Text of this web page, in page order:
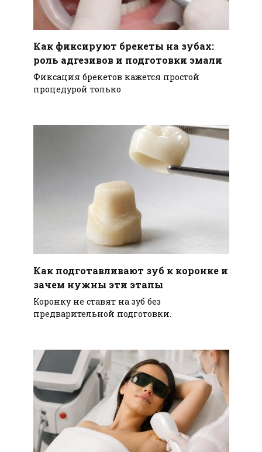
Как фиксируют брекеты на зубах:
роль адгезивов и подготовки эмали
Фиксация брекетов кажется простой
процедурой только
Как подготавливают зуб к коронке и
зачем нужны эти этапы
Коронку не ставят на зуб без
предварительной подготовки.